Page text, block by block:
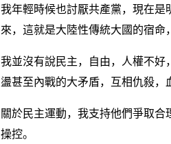
我年輕時候也討厭共產黨，現在
來，這就是大陸性傳統大國的宿命
我並沒有說民主，自由，人權不
盪甚至內戰的大矛盾，互相仇殺，
關於民主運動，我支持他們爭取
操控。